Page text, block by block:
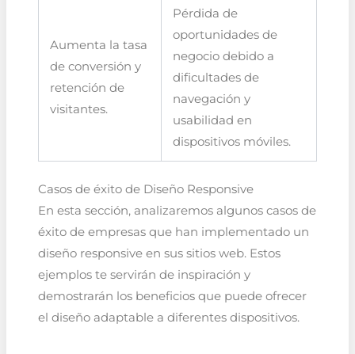
Aumenta la tasa
de conversión y
retención de
visitantes.
Pérdida de
oportunidades de
negocio debido a
dificultades de
navegación y
usabilidad en
dispositivos móviles.
Casos de éxito de Diseño Responsive
En esta sección, analizaremos algunos casos de
éxito de empresas que han implementado un
diseño responsive en sus sitios web. Estos
ejemplos te servirán de inspiración y
demostrarán los beneficios que puede ofrecer
el diseño adaptable a diferentes dispositivos.